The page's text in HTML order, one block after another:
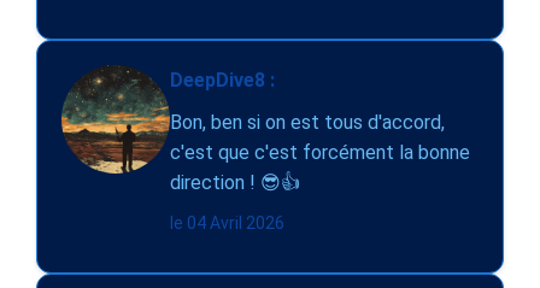
DeepDive8 :
Bon, ben si on est tous d'accord,
c'est que c'est forcément la bonne
direction ! 😎👍
le 04 Avril 2026